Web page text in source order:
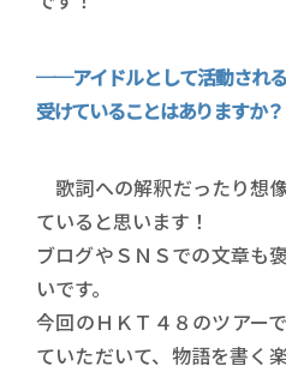
──アイドルとして活動され
受けていることはありますか？
歌詞への解釈だったり想
ていると思います！
ブログやＳＮＳでの文章も
いです。
今回のＨＫＴ４８のツアー
ていただいて、物語を書く